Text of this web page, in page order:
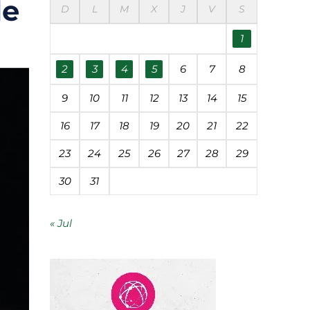
circular
circular
en Córdoba
D L M X J V S
1
2 3 4 5 6 7 8
9 10 11 12 13 14 15
16 17 18 19 20 21 22
23 24 25 26 27 28 29
30 31
« Jul